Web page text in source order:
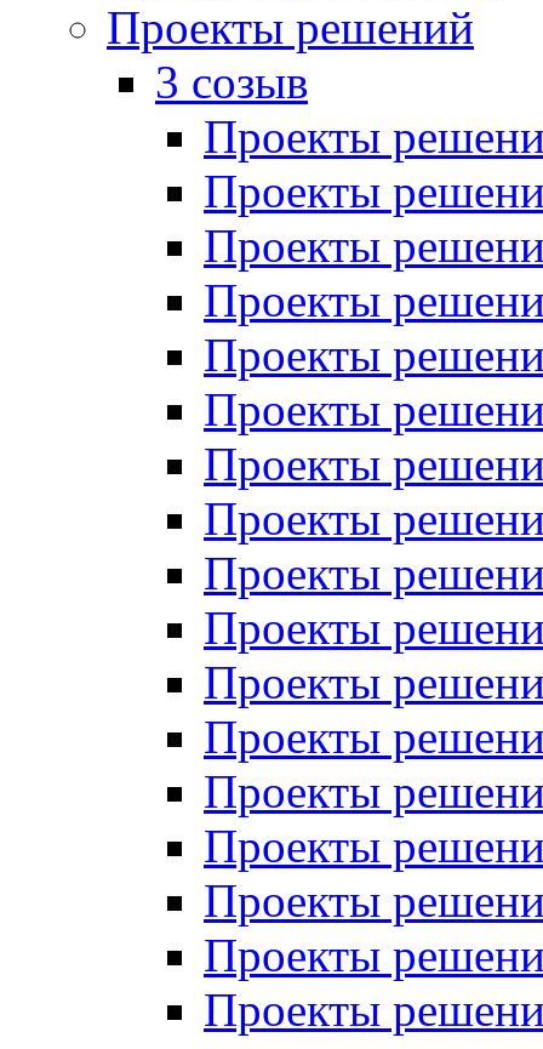
Проекты решений
3 созыв
Проекты
Проекты
Проекты
Проекты
Проекты
Проекты
Проекты
Проекты
Проекты
Проекты
Проекты
Проекты
Проекты
Проекты
Проекты
Проекты
Проекты